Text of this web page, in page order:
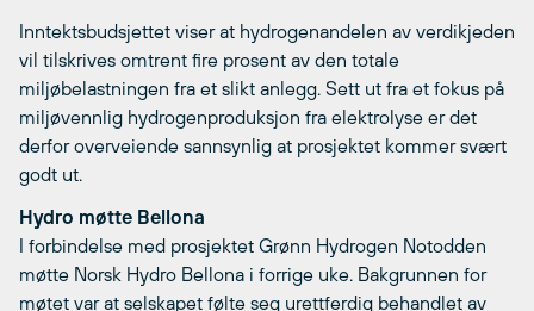
Inntektsbudsjettet viser at hydrogenandelen av verdikjeden
vil tilskrives omtrent fire prosent av den totale
miljøbelastningen fra et slikt anlegg. Sett ut fra et fokus på
miljøvennlig hydrogenproduksjon fra elektrolyse er det
derfor overveiende sannsynlig at prosjektet kommer svært
godt ut.
Hydro møtte Bellona
I forbindelse med prosjektet Grønn Hydrogen Notodden
møtte Norsk Hydro Bellona i forrige uke. Bakgrunnen for
møtet var at selskapet følte seg urettferdig behandlet av